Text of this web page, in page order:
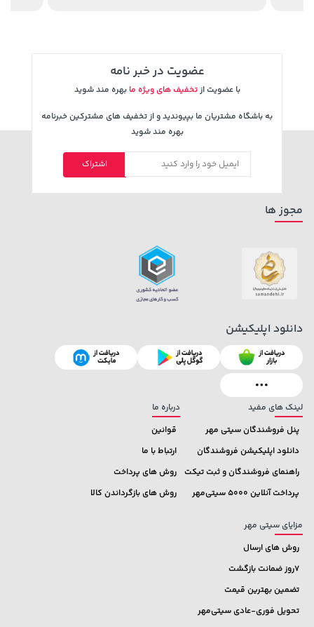
خرید
70,000 تومان
90,000
خرید
1,187,000
عضویت در خبر نامه
با عضویت ازتخفیف های ویژه ما بهره مند شوید
به باشگاه مشتریان ما بپیوندید و از تخفیف های مشترکین خبرنامه
بهره مند شوید
اشتراک
لینک های مفید
پنل فروشندگان سیتی مهر
دانلود اپلیکیشن فروشندگان
راهنمای فروشندگان و ثبت تیکت
پرداخت آنلاین 5000 سیتی‌مهر
درباره ما
قوانین
ارتباط با ما
روش های پرداخت
روش های بازگرداندن کالا
مزایای سیتی مهر
روش های ارسال
7روز ضمانت بازگشت
تضمین بهترین قیمت
تحویل فوری-عادی سیتی‌مهر
مجوز ها
دانلود اپلیکیشن